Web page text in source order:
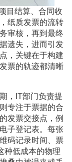
目结算、合同收
纸质发票的流转
审核，再到最终
遗失，进而引发
，关键在于构建
票的轨迹都清晰
，IT部门负责提
专注于票据的合
发票交接点，例
子登记表。每张
码记录时间、票
种低成本的物理